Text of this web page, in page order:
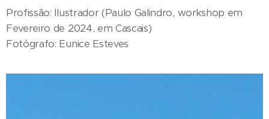
Profissão: Ilustrador (Paulo Galindro, workshop em
Fevereiro de 2024, em Cascais)
Fotógrafo: Eunice Esteves